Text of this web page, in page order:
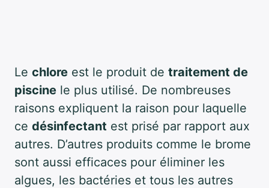
Le chlore est le produit de traitement de
piscine le plus utilisé. De nombreuses
raisons expliquent la raison pour laquelle
ce désinfectant est prisé par rapport aux
autres. D’autres produits comme le brome
sont aussi efficaces pour éliminer les
algues, les bactéries et tous les autres